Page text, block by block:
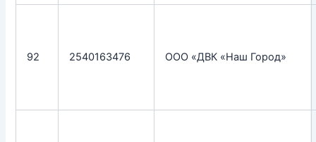
92 2540163476 ООО «ДВК «Наш Город»